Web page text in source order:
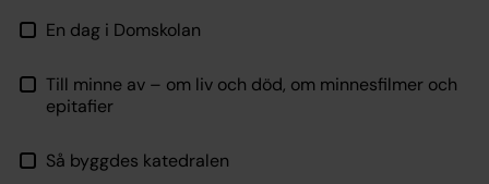
En dag i Domskolan
Till minne av – om liv och död, om minnesfilmer och
epitafier
Så byggdes katedralen